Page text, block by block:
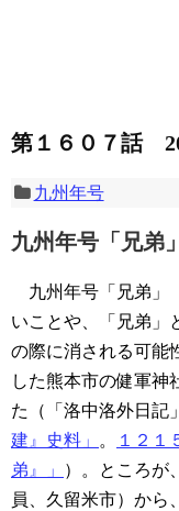
第１６０７話
九州年号
九州年号「兄弟
九州年号「兄弟」
いことや、「兄弟」
の際に消される可能
した熊本市の健軍神
た（「洛中洛外日記」
建』史料」
。
１２１
弟』」
）。ところが
員、久留米市）から